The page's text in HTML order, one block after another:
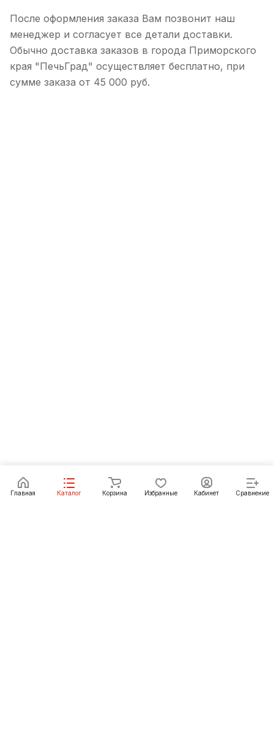
После оформления заказа Вам позвонит наш
менеджер и согласует все детали доставки.
Обычно доставка заказов в города Приморского
края "ПечьГрад" осуществляет бесплатно, при
сумме заказа от 45 000 руб.
Главная Каталог Корзина Избранные Кабинет Сравнение